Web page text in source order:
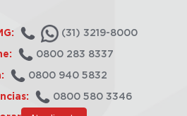
(31) 3219-8000
0800 283 8337
0800 940 5832
0800 580 3346